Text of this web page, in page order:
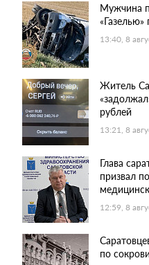
Мужчина
13:40, 8
Житель
рублей
13:21, 8
Глава
призвал
12:59, 8
по